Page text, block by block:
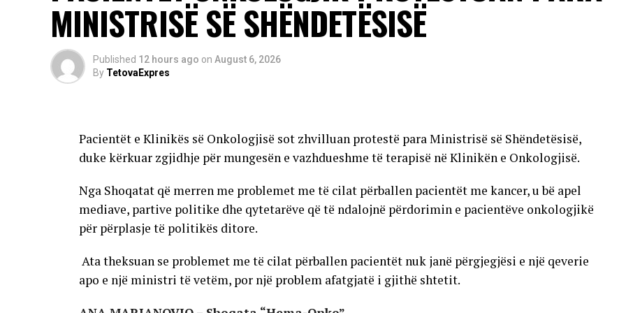
me imunitet të dobësuar.
Autoritetet kanë bërë të ditur se sezoni i transmetimit nuk ka përfunduar ende dhe se raste
të reja mund të shfaqen edhe në rajone të tjera të vendit.
MINISTRISË SË SHËNDETËSISË
Published 12 hours ago on August 6, 2026
By TetovaExpres
Pacientët e Klinikës së Onkologjisë sot zhvilluan protestë para Ministrisë së Shëndetësisë,
duke kërkuar zgjidhje për mungesën e vazhdueshme të terapisë në Klinikën e Onkologjisë.
Nga Shoqatat që merren me problemet me të cilat përballen pacientët me kancer, u bë apel
mediave, partive politike dhe qytetarëve që të ndalojnë përdorimin e pacientëve onkologjikë
për përplasje të politikës ditore.
Ata theksuan se problemet me të cilat përballen pacientët nuk janë përgjegjësi e një qeverie
apo e një ministri të vetëm, por një problem afatgjatë i gjithë shtetit.